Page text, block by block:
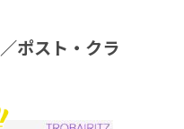
ポスト・クラ